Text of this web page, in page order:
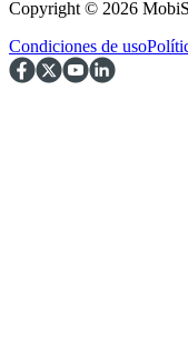
Copyright © 2026
Condiciones de uso